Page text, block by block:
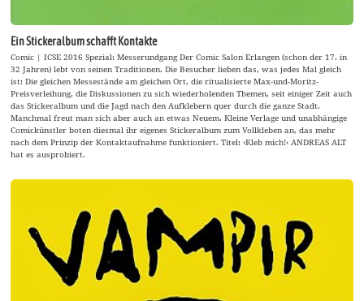
Ein Stickeralbum schafft Kontakte
Comic | ICSE 2016 Spezial: Messerundgang Der Comic Salon Erlangen (schon der 17. in
32 Jahren) lebt von seinen Traditionen. Die Besucher lieben das, was jedes Mal gleich
ist: Die gleichen Messestände am gleichen Ort, die ritualisierte Max-und-Moritz-
Preisverleihung, die Diskussionen zu sich wiederholenden Themen, seit einiger Zeit auch
das Stickeralbum und die Jagd nach den Aufklebern quer durch die ganze Stadt.
Manchmal freut man sich aber auch an etwas Neuem. Kleine Verlage und unabhängige
Comickünstler boten diesmal ihr eigenes Stickeralbum zum Vollkleben an, das mehr
nach dem Prinzip der Kontaktaufnahme funktioniert. Titel: ›Kleb mich!‹ ANDREAS ALT
hat es ausprobiert.